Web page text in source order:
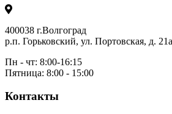
400038 г.Волгоград
р.п. Горьковский, ул. Портовская, д. 21а
Пн - чт: 8:00-16:15
Пятница: 8:00 - 15:00
Контакты